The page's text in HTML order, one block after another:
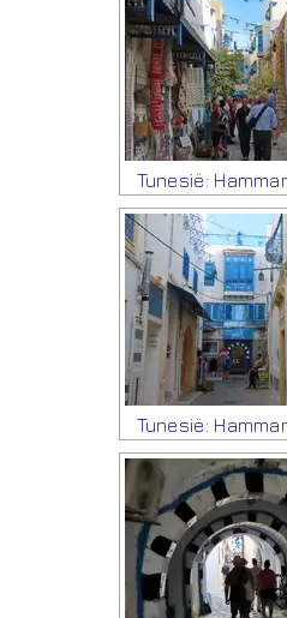
Tunesië:
Tunesië: